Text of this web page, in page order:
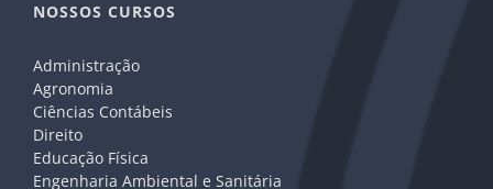
NOSSOS CURSOS
Administração
Agronomia
Ciências Contábeis
Direito
Educação Física
Engenharia Ambiental e Sanitária